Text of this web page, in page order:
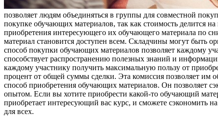
позволяет людям объединяться в группы для совместной
покупке обучающих материалов, так как стоимость делится
приобретения интересующего их обучающего материала по
материал становится доступен всем. Складчины могут быть
способ покупки обучающих материалов позволяет каждому
способствует распространению полезных знаний и
каждому участнику получить максимальную пользу от
процент от общей суммы сделки. Эта комиссия позволяет им
способ приобретения обучающих материалов. Он позволяет
опытом. Если вы хотите приобрести какой-то обучающий
приобретает интересующий вас курс, и сможете сэкономить
для всех.